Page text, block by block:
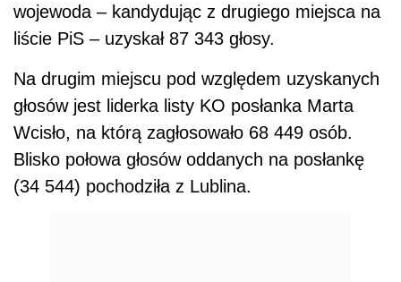
wojewoda – kandydując z drugiego miejsca na
liście PiS – uzyskał 87 343 głosy.
Na drugim miejscu pod względem uzyskanych
głosów jest liderka listy KO posłanka Marta
Wcisło, na którą zagłosowało 68 449 osób.
Blisko połowa głosów oddanych na posłankę
(34 544) pochodziła z Lublina.